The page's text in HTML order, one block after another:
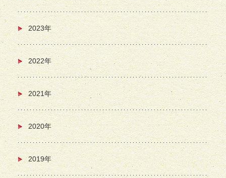
2023年
2022年
2021年
2020年
2019年